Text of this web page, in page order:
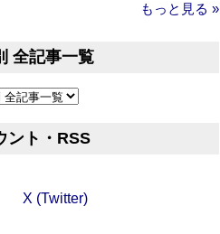
もっと見る »
全記事一覧
ント・RSS
X (Twitter)